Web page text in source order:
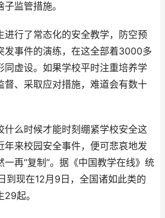
监管措施。
进行了常态化的安全教学，防空预
发事件的演练，在这全部着3000多
同虚设。如果学校平时注重培养学
督、采取应对措施，难道会有数十
什么时候才能时刻绷紧学校安全这
年来校园安全事件，便可悲哀地发
再“复制”。据《中国教学在线》统
到现在12月9日，全国诸如此类的
起。